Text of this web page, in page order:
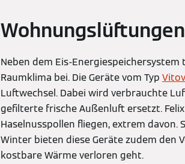
Wohnungslüftungen
Neben dem Eis-
Raumklima bei. Die Geräte vom Typ
Luftwechsel. Dabei wird verbrauchte
gefilterte frische Außenluft ersetzt.
Haselnusspollen fliegen, extrem
Winter bieten diese Geräte zudem den
kostbare Wärme verloren geht.